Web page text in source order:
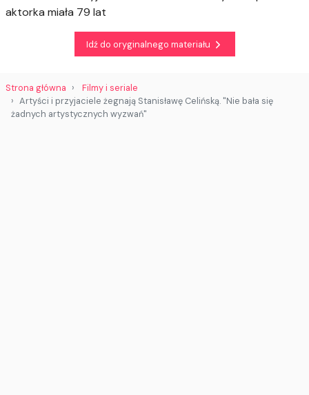
aktorka miała 79 lat
Idź do oryginalnego materiału
Strona główna
Filmy i seriale
Artyści i przyjaciele żegnają Stanisławę Celińską. "Nie bała się
żadnych artystycznych wyzwań"